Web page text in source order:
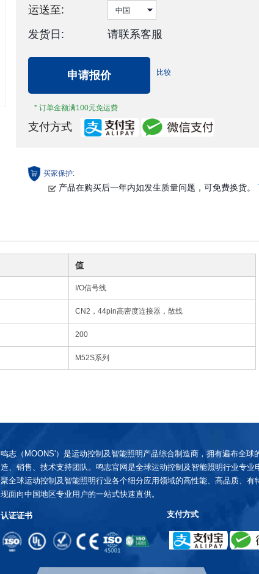
运送至:
发货日:
请联系客服
申请报价
* 订单金额满100元免运费
比较
支付方式
买家保护:
产品在购买后一年内如发生质量问题，可免费换货。
值
I/O信号线
CN2，44pin高密度连接器，散线
200
M52S系列
鸣志（MOONS'）是运动控制及智能照明产品综合制造商，拥有遍布全球
造、销售、技术支持团队。鸣志官网是全球运动控制及智能照明行业专业
聚全球运动控制及智能照明行业各个细分应用领域的高性能、高品质、有
现面向中国地区专业用户的一站式快速直供。
认证证书 支付方式